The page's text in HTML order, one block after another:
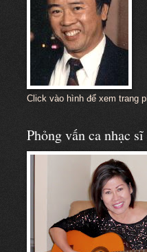
Click vào hình để xem trang
Phỏng vấn ca nhạc